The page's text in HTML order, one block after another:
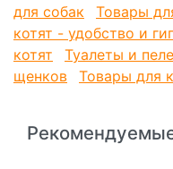
для собак
Товары
котят - удобство и
котят
Туалеты и
щенков
Товары для